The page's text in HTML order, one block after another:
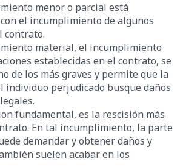
menor o parcial está
el incumplimiento de algunos
contrato.
material, el incumplimiento
establecidas en el contrato, se
de los más graves y permite que la
individuo perjudicado busque daños
fundamental, es la rescisión más
En tal incumplimiento, la parte
demandar y obtener daños y
suelen acabar en los